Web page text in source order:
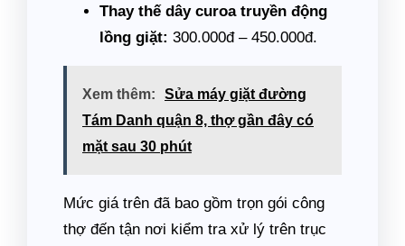
Thay thế dây curoa truyền động
lồng giặt: 300.000đ – 450.000đ.
Xem thêm:
Sửa máy giặt đường
Tám Danh quận 8, thợ gần đây có
mặt sau 30 phút
Mức giá trên đã bao gồm trọn gói công
thợ đến tận nơi kiểm tra xử lý trên trục